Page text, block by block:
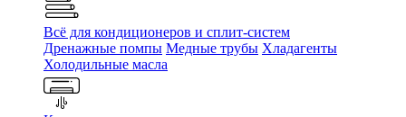
Всё для кондиционеров и сплит-систем
Дренажные помпы Медные трубы Хладагенты
Холодильные масла